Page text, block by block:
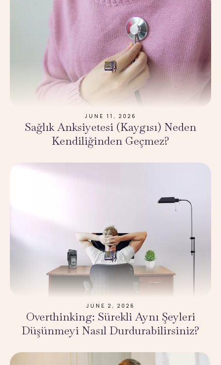
JUNE 11, 2026
Sağlık Anksiyetesi (Kaygısı) Neden
Kendiliğinden Geçmez?
JUNE 2, 2026
Overthinking: Sürekli Aynı Şeyleri
Düşünmeyi Nasıl Durdurabilirsiniz?